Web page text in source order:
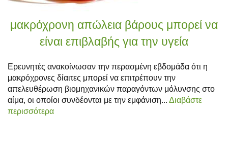
μακρόχρονη απώλεια βάρους μπορεί να
είναι επιβλαβής για την υγεία
Ερευνητές ανακοίνωσαν την περασμένη εβδομάδα ότι η
μακρόχρονες δίαιτες μπορεί να επιτρέπουν την
απελευθέρωση βιομηχανικών παραγόντων μόλυνσης στο
αίμα, οι οποίοι συνδέονται με την εμφάνιση... Διαβάστε
περισσότερα